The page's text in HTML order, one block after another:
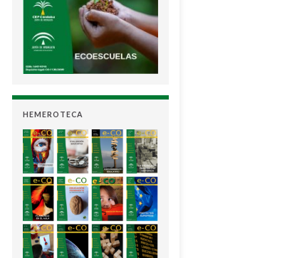
HEMEROTECA